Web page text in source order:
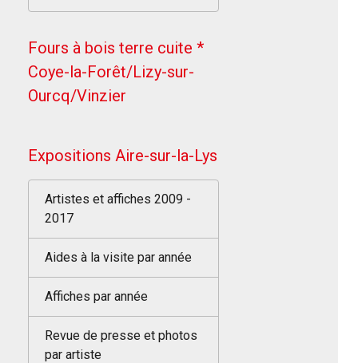
Fours à bois terre cuite *
Coye-la-Forêt/Lizy-sur-
Ourcq/Vinzier
Expositions Aire-sur-la-Lys
Artistes et affiches 2009 -
2017
Aides à la visite par année
Affiches par année
Revue de presse et photos
par artiste